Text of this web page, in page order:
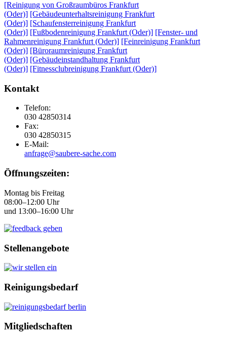
[Reinigung von Großraumbüros Frankfurt
(Oder)] [Gebäudeunterhaltsreinigung Frankfurt
(Oder)] [Schaufensterreinigung Frankfurt
(Oder)] [Fußbodenreinigung Frankfurt (Oder)] [Fenster- und
Rahmenreinigung Frankfurt (Oder)] [Feinreinigung Frankfurt
(Oder)] [Büroraumreinigung Frankfurt
(Oder)] [Gebäudeinstandhaltung Frankfurt
(Oder)] [Fitnessclubreinigung Frankfurt (Oder)]
Kontakt
Telefon:
030 42850314
Fax:
030 42850315
E-Mail:
anfrage@saubere-sache.com
Öffnungszeiten:
Montag bis Freitag
08:00–12:00 Uhr
und 13:00–16:00 Uhr
Stellenangebote
Reinigungsbedarf
Mitgliedschaften